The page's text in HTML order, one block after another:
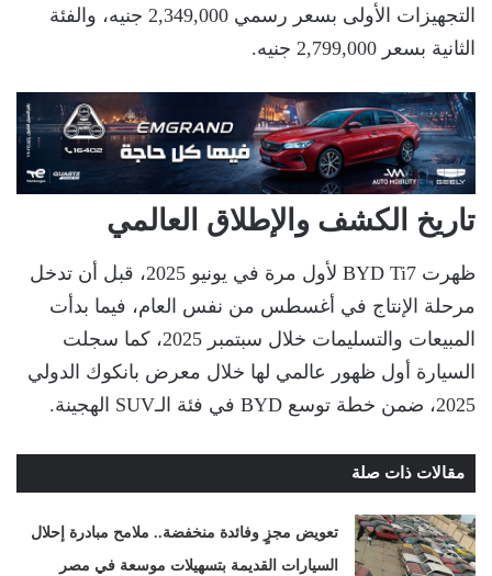
التجهيزات الأولى بسعر رسمي 2,349,000 جنيه، والفئة
الثانية بسعر 2,799,000 جنيه.
تاريخ الكشف والإطلاق العالمي
ظهرت BYD Ti7 لأول مرة في يونيو 2025، قبل أن تدخل
مرحلة الإنتاج في أغسطس من نفس العام، فيما بدأت
المبيعات والتسليمات خلال سبتمبر 2025، كما سجلت
السيارة أول ظهور عالمي لها خلال معرض بانكوك الدولي
2025، ضمن خطة توسع BYD في فئة الـSUV الهجينة.
مقالات ذات صلة
تعويض مجزٍ وفائدة منخفضة.. ملامح مبادرة إحلال
السيارات القديمة بتسهيلات موسعة في مصر